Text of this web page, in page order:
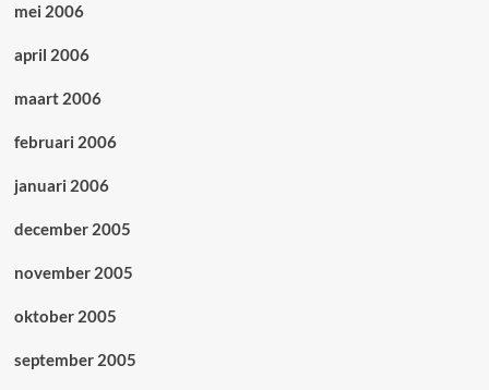
mei 2006
april 2006
maart 2006
februari 2006
januari 2006
december 2005
november 2005
oktober 2005
september 2005